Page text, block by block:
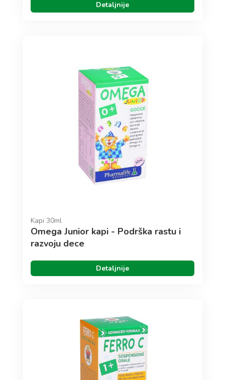
Detaljnije
Kapi 30ml
Omega Junior kapi - Podrška rastu i
razvoju dece
Detaljnije